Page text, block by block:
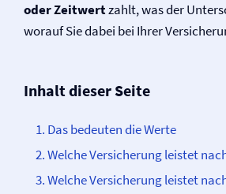
oder Zeitwertzahlt, was der
worauf Sie dabei bei Ihrer
Inhalt dieser Seite
Das bedeuten die Werte
Welche Versicherung leistet
Welche Versicherung leistet